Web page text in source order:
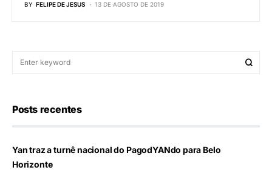
BY FELIPE DE JESUS 13 DE AGOSTO DE 2019
Posts recentes
Yan traz a turnê nacional do PagodYANdo para Belo
Horizonte